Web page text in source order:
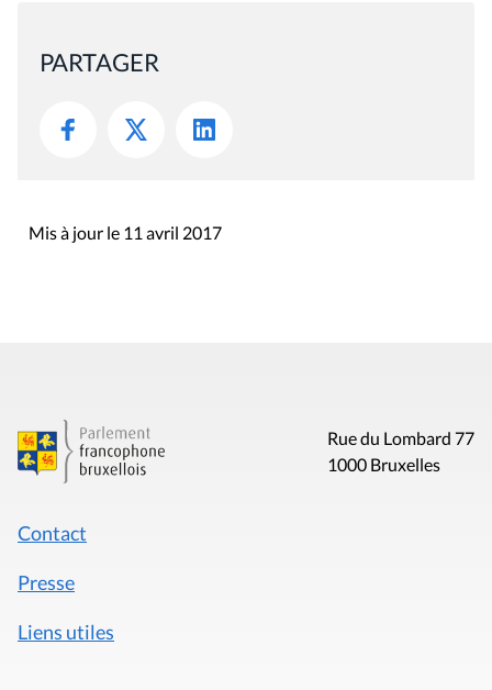
PARTAGER
Mis à jour le 11 avril 2017
Rue du Lombard 77
1000 Bruxelles
Contact
Presse
Liens utiles